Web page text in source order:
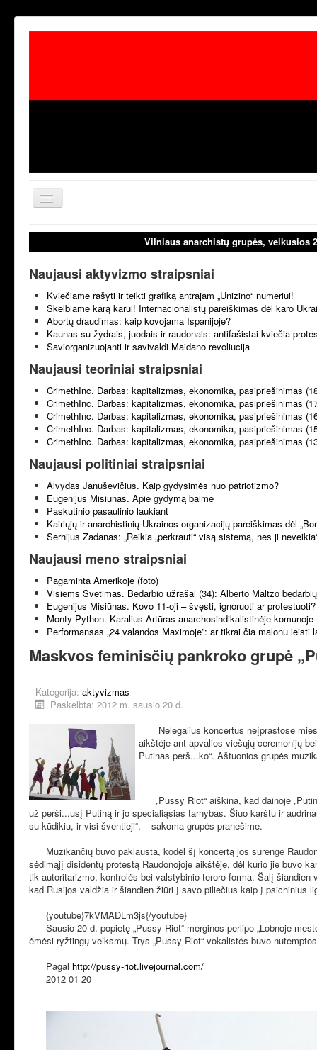
Toggle
Navigation
aktualijos
laisvoji
Vilniaus anarchistų grupės, veikusios
Naujausi aktyvizmo straipsniai
Kviečiame rašyti ir teikti grafiką antrajam „Unizino“ numeriui!
Skelbiame karą karui! Internacionalistų pareiškimas dėl karo
Abortų draudimas: kaip kovojama Ispanijoje?
Kaunas su žydrais, juodais ir raudonais: antifašistai kviečia
Saviorganizuojanti ir savivaldi Maidano revoliucija
Naujausi teoriniai straipsniai
CrimethInc. Darbas: kapitalizmas, ekonomika, pasipriešinimas
CrimethInc. Darbas: kapitalizmas, ekonomika, pasipriešinimas
CrimethInc. Darbas: kapitalizmas, ekonomika, pasipriešinimas
CrimethInc. Darbas: kapitalizmas, ekonomika, pasipriešinimas
CrimethInc. Darbas: kapitalizmas, ekonomika, pasipriešinimas
Naujausi politiniai straipsniai
Alvydas Januševičius. Kaip gydysimės nuo patriotizmo?
Eugenijus Misiūnas. Apie gydymą baime
Paskutinio pasaulinio laukiant
Kairiųjų ir anarchistinių Ukrainos organizacijų pareiškimas dėl
Serhijus Žadanas: „Reikia „perkrauti“ visą sistemą, nes ji
Naujausi meno straipsniai
Pagaminta Amerikoje (foto)
Visiems Svetimas. Bedarbio užrašai (34): Alberto Maltzo
Eugenijus Misiūnas. Kovo 11-oji – švęsti, ignoruoti ar protestuoti?
Monty Python. Karalius Artūras anarchosindikalistinėje komunoje
Performansas „24 valandos Maximoje”: ar tikrai čia malonu leisti
Maskvos feminisčių pankroko grupė
Kategorija: aktyvizmas
Paskelbta: 2012 m. sausio 20 d.
Nelegalius koncertus neįprastose
aikštėje ant apvalios viešųjų ceremonijų
Putinas perš...ko“. Aštuonios grupės
„Pussy Riot“ aiškina, kad dainoje
už perši...usį Putiną ir jo specialiąsias tarnybas. Šiuo karštu ir
su kūdikiu, ir visi šventieji“, – sakoma grupės pranešime.
Muzikančių buvo paklausta, kodėl šį koncertą jos surengė
sėdimąjį disidentų protestą Raudonojoje aikštėje, dėl kurio jie buvo
tik autoritarizmo, kontrolės bei valstybinio teroro forma. Šalį
kad Rusijos valdžia ir šiandien žiūri į savo piliečius kaip į psichinius
{youtube}7kVMADLm3js{/youtube}
Sausio 20 d. popietę „Pussy Riot“ merginos perlipo „Lobnoje
ėmėsi ryžtingų veiksmų. Trys „Pussy Riot“ vokalistės buvo
Pagal http://pussy-riot.livejournal.com/
2012 01 20